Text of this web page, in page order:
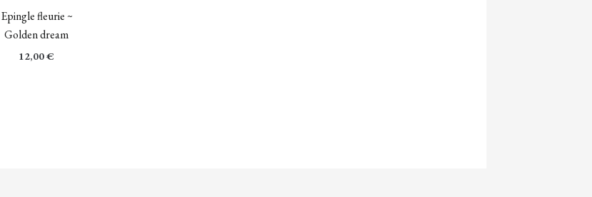
Epingle fleurie ~
Golden dream
12,00€